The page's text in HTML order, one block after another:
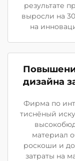
результате
выросли на
на
дизайна
Фирма по
тиснёный
материал
роскоши и
затраты на